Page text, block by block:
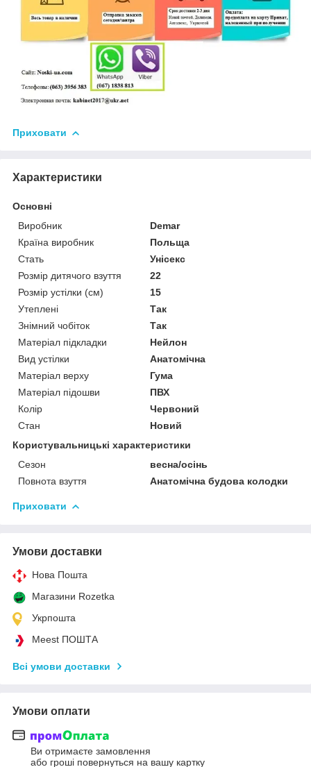
Приховати
Характеристики
Основні
Виробник
Demar
Країна виробник
Польща
Стать
Унісекс
Розмір дитячого взуття
22
Розмір устілки (см)
15
Утеплені
Так
Знімний чобіток
Так
Матеріал підкладки
Нейлон
Вид устілки
Анатомічна
Матеріал верху
Гума
Матеріал підошви
ПВХ
Колір
Червоний
Стан
Новий
Користувальницькі характеристики
Сезон
весна/осінь
Повнота взуття
Анатомічна будова колодки
Приховати
Умови доставки
Нова Пошта
Магазини Rozetka
Укрпошта
Meest ПОШТА
Всі умови доставки
Умови оплати
Ви отримаєте замовлення
або гроші повернуться на вашу картку